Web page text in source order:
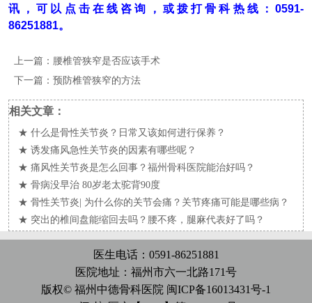
讯，可以点击在线咨询，或拨打骨科热线：0591-
86251881。
上一篇： 腰椎管狭窄是否应该手术
下一篇：预防椎管狭窄的方法
相关文章：
★什么是骨性关节炎？日常又该如何进行保养？
★诱发痛风急性关节炎的因素有哪些呢？
★痛风性关节炎是怎么回事？福州骨科医院能治好吗？
★骨病没早治 80岁老太驼背90度
★骨性关节炎| 为什么你的关节会痛？关节疼痛可能是哪些病？
★ 突出的椎间盘能缩回去吗？腰不疼，腿麻代表好了吗？
医生电话：0591-86251881
医院地址：福州市六一北路171号
版权© 福州中德骨科医院 闽ICP备16013431号-1